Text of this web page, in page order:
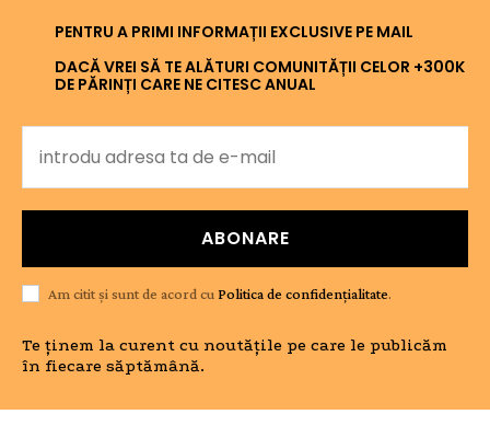
PENTRU A PRIMI INFORMAȚII EXCLUSIVE PE MAIL
DACĂ VREI SĂ TE ALĂTURI COMUNITĂȚII CELOR +300K
DE PĂRINȚI CARE NE CITESC ANUAL
ABONARE
Am citit și sunt de acord cu Politica de confidențialitate.
Te ținem la curent cu noutățile pe care le publicăm
în fiecare săptămână.